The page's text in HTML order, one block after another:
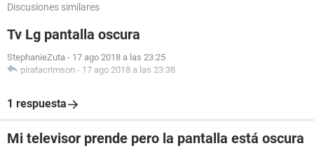
Discusiones similares
Tv Lg pantalla oscura
StephanieZuta - 17 ago 2018 a las 23:25
piratacrimson - 17 ago 2018 a las 23:38
1 respuesta
Mi televisor prende pero la pantalla está oscura